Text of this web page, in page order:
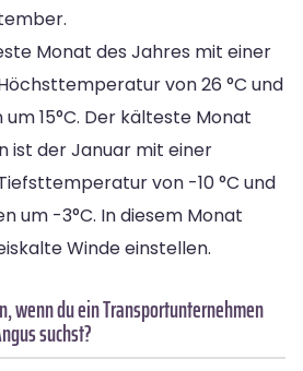
Monat des Jahres mit einer
von 26 °C und
15°C. Der kälteste Monat
ist der Januar mit einer
von -10 °C und
um -3°C. In diesem Monat
Winde einstellen.
wenn du ein Transportunternehmen
suchst?